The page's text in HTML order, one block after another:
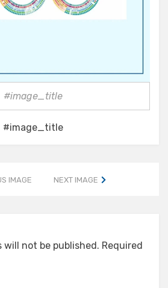
#image_title
#image_title
IMAGE NEXT IMAGE
will not be published. Required